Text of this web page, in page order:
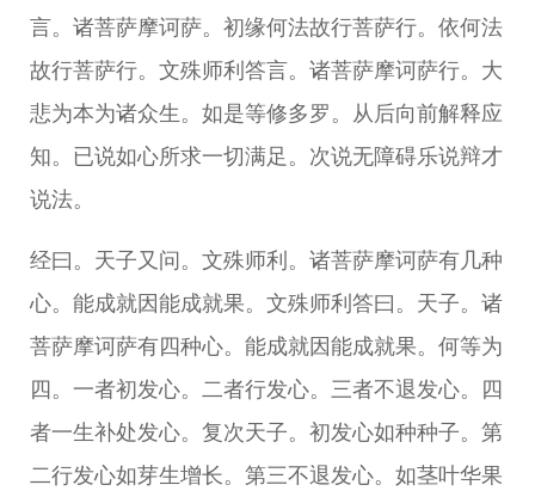
言。诸菩萨摩诃萨。初缘何法故行菩萨行。依何法
故行菩萨行。文殊师利答言。诸菩萨摩诃萨行。大
悲为本为诸众生。如是等修多罗。从后向前解释应
知。已说如心所求一切满足。次说无障碍乐说辩才
说法。
经曰。天子又问。文殊师利。诸菩萨摩诃萨有几种
心。能成就因能成就果。文殊师利答曰。天子。诸
菩萨摩诃萨有四种心。能成就因能成就果。何等为
四。一者初发心。二者行发心。三者不退发心。四
者一生补处发心。复次天子。初发心如种种子。第
二行发心如芽生增长。第三不退发心。如茎叶华果